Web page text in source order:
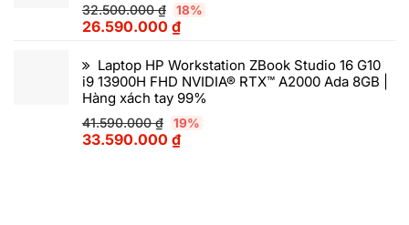
32.500.000₫ 18%
26.590.000 ₫
Laptop HP Workstation ZBook Studio 16 G10
i9 13900H FHD NVIDIA® RTX™ A2000 Ada 8GB |
Hàng xách tay 99%
41.590.000₫ 19%
33.590.000 ₫